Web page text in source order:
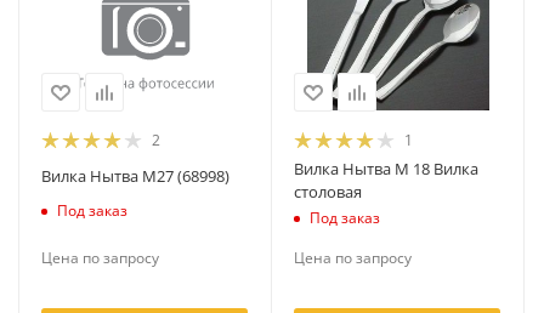
2
Вилка Нытва М27 (68998)
Под заказ
Цена по запросу
1
Вилка Нытва М 18 Вилка
столовая
Под заказ
Цена по запросу